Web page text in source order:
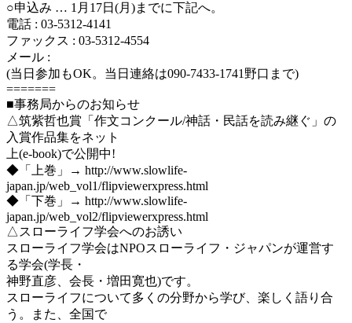
○申込み … 1月17日(月)までに下記へ。
電話 : 03-5312-4141
ファックス : 03-5312-4554
メール :
(当日参加もOK。当日連絡は090-7433-1741野口まで)
=======
■事務局からのお知らせ
△筑紫哲也賞「作文コンクール/神話・民話を読み継ぐ」の
入賞作品集をネット
上(e-book)で公開中!
◆「上巻」→ http://www.slowlife-
japan.jp/web_vol1/flipviewerxpress.html
◆「下巻」→ http://www.slowlife-
japan.jp/web_vol2/flipviewerxpress.html
△スローライフ学会へのお誘い
スローライフ学会はNPOスローライフ・ジャパンが運営す
る学会(学長・
神野直彦、会長・増田寛也)です。
スローライフについて多くの分野から学び、楽しく語り合
う。また、全国で